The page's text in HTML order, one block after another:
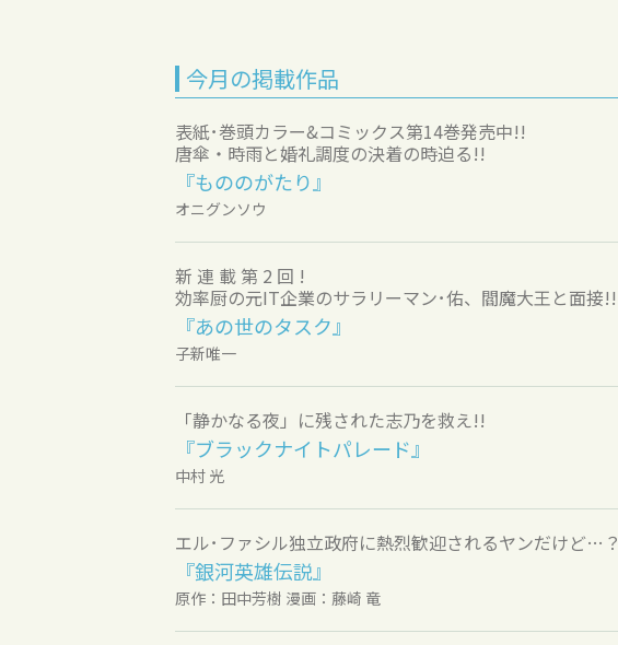
今月の掲載作品
表紙･巻頭カラー&コミックス第14巻発売中!!
唐傘・時雨と婚礼調度の決着の時迫る!!
『もののがたり』
オニグンソウ
新 連 載 第 2 回 !
効率厨の元IT企業のサラリーマン･佑、閻魔大王と面接!!
『あの世のタスク』
子新唯一
「静かなる夜」に残された志乃を救え!!
『ブラックナイトパレード』
中村 光
エル･ファシル独立政府に熱烈歓迎されるヤンだけど…？
『銀河英雄伝説』
原作：田中芳樹 漫画：藤崎 竜